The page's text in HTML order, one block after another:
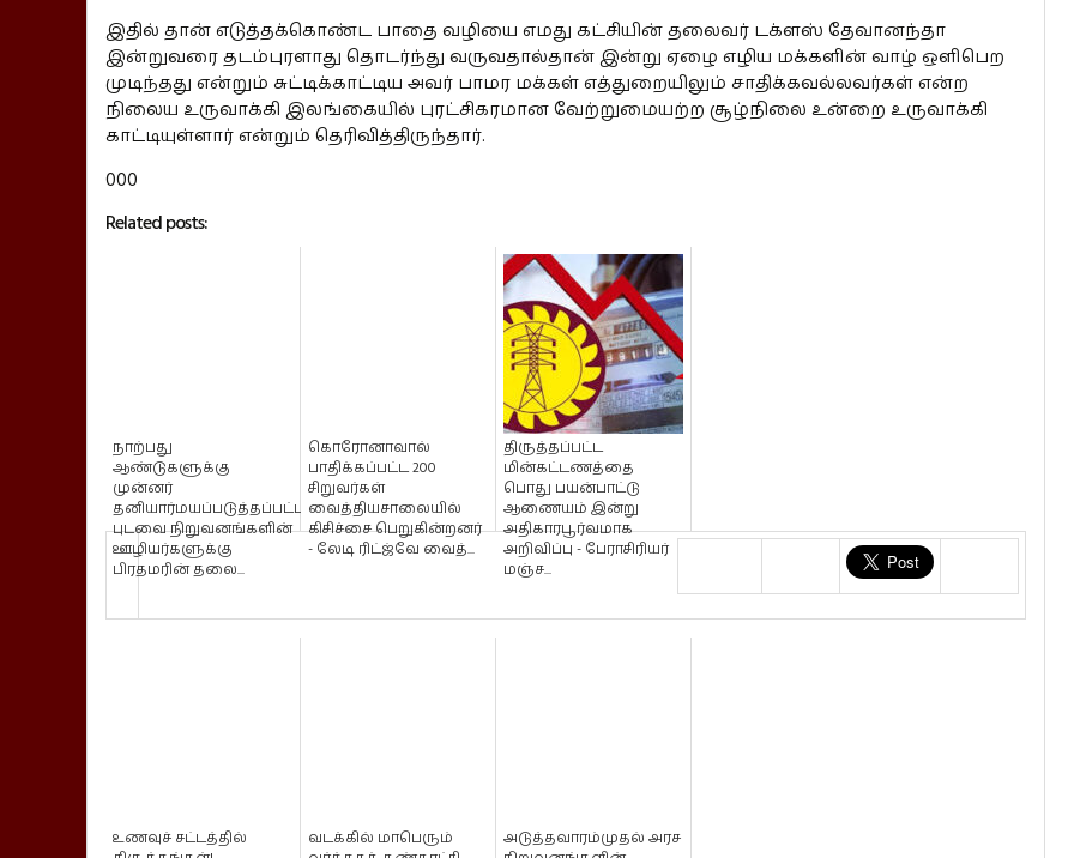
இதில் தான் எடுத்தக்கொண்ட பாதை வழியை எமது கட்சியின் தலைவர் டக்ளஸ் தேவானந்தா
இன்றுவரை தடம்புரளாது தொடர்ந்து வருவதால்தான் இன்று ஏழை எழிய மக்களின் வாழ் ஒளிபெற
முடிந்தது என்றும் சுட்டிக்காட்டிய அவர் பாமர மக்கள் எத்துறையிலும் சாதிக்கவல்லவர்கள் என்ற
நிலைய உருவாக்கி இலங்கையில் புரட்சிகரமான வேற்றுமையற்ற சூழ்நிலை உன்றை உருவாக்கி
காட்டியுள்ளார் என்றும் தெரிவித்திருந்தார்.
000
Related posts:
நாற்பது
ஆண்டுகளுக்கு
முன்னர்
தனியார்மயப்படுத்தப்பட்ட
புடவை நிறுவனங்களின்
ஊழியர்களுக்கு
பிரதமரின் தலை...
கொரோனாவால்
பாதிக்கப்பட்ட 200
சிறுவர்கள்
வைத்தியசாலையில்
கிசிச்சை பெறுகின்றனர்
- லேடி ரிட்ஜ்வே வைத்...
திருத்தப்பட்ட
மின்கட்டணத்தை
பொது பயன்பாட்டு
ஆணையம் இன்று
அதிகாரபூர்வமாக
அறிவிப்பு - பேராசிரியர்
மஞ்ச...
உணவுச் சட்டத்தில்
வடக்கில் மாபெரும்
அடுத்தவாரம்முதல் அரச